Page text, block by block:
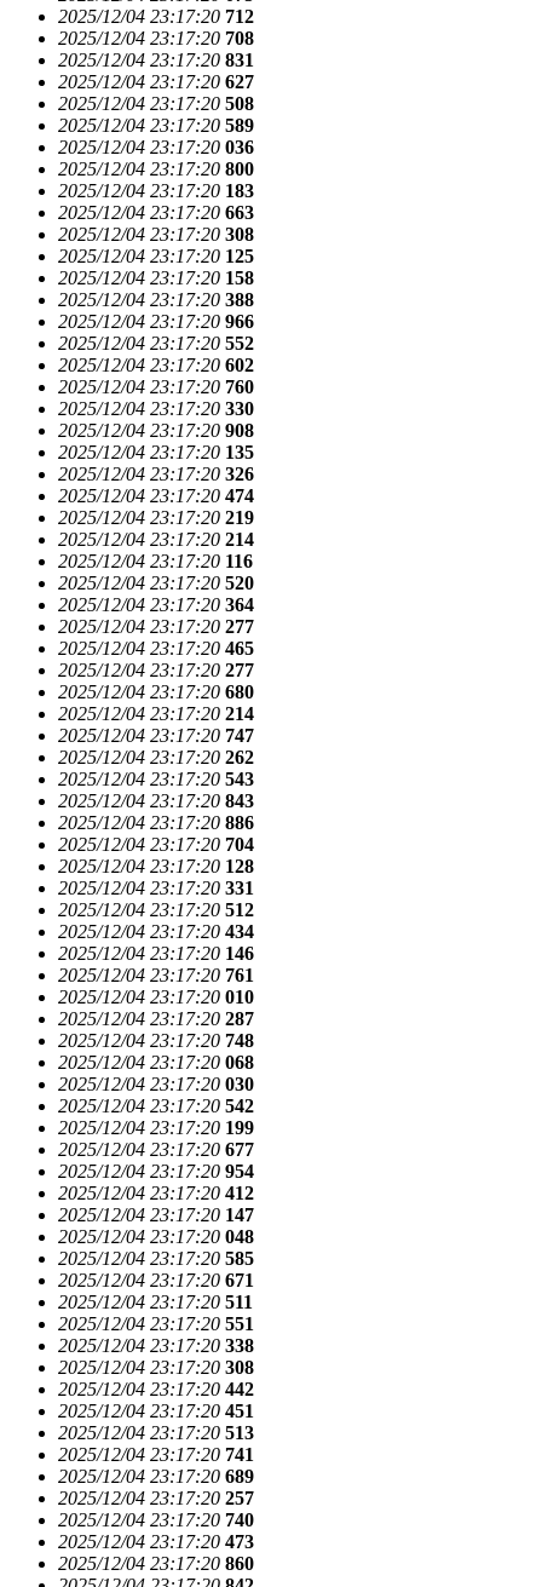
2025/12/04 23:17:20 712
2025/12/04 23:17:20 708
2025/12/04 23:17:20 831
2025/12/04 23:17:20 627
2025/12/04 23:17:20 508
2025/12/04 23:17:20 589
2025/12/04 23:17:20 036
2025/12/04 23:17:20 800
2025/12/04 23:17:20 183
2025/12/04 23:17:20 663
2025/12/04 23:17:20 308
2025/12/04 23:17:20 125
2025/12/04 23:17:20 158
2025/12/04 23:17:20 388
2025/12/04 23:17:20 966
2025/12/04 23:17:20 552
2025/12/04 23:17:20 602
2025/12/04 23:17:20 760
2025/12/04 23:17:20 330
2025/12/04 23:17:20 908
2025/12/04 23:17:20 135
2025/12/04 23:17:20 326
2025/12/04 23:17:20 474
2025/12/04 23:17:20 219
2025/12/04 23:17:20 214
2025/12/04 23:17:20 116
2025/12/04 23:17:20 520
2025/12/04 23:17:20 364
2025/12/04 23:17:20 277
2025/12/04 23:17:20 465
2025/12/04 23:17:20 277
2025/12/04 23:17:20 680
2025/12/04 23:17:20 214
2025/12/04 23:17:20 747
2025/12/04 23:17:20 262
2025/12/04 23:17:20 543
2025/12/04 23:17:20 843
2025/12/04 23:17:20 886
2025/12/04 23:17:20 704
2025/12/04 23:17:20 128
2025/12/04 23:17:20 331
2025/12/04 23:17:20 512
2025/12/04 23:17:20 434
2025/12/04 23:17:20 146
2025/12/04 23:17:20 761
2025/12/04 23:17:20 010
2025/12/04 23:17:20 287
2025/12/04 23:17:20 748
2025/12/04 23:17:20 068
2025/12/04 23:17:20 030
2025/12/04 23:17:20 542
2025/12/04 23:17:20 199
2025/12/04 23:17:20 677
2025/12/04 23:17:20 954
2025/12/04 23:17:20 412
2025/12/04 23:17:20 147
2025/12/04 23:17:20 048
2025/12/04 23:17:20 585
2025/12/04 23:17:20 671
2025/12/04 23:17:20 511
2025/12/04 23:17:20 551
2025/12/04 23:17:20 338
2025/12/04 23:17:20 308
2025/12/04 23:17:20 442
2025/12/04 23:17:20 451
2025/12/04 23:17:20 513
2025/12/04 23:17:20 741
2025/12/04 23:17:20 689
2025/12/04 23:17:20 257
2025/12/04 23:17:20 740
2025/12/04 23:17:20 473
2025/12/04 23:17:20 860